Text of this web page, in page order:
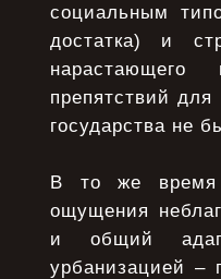
социальным
достатка) и
нарастающего
препятствий для
государства не
В то же время
ощущения
и общий
урбанизацией –